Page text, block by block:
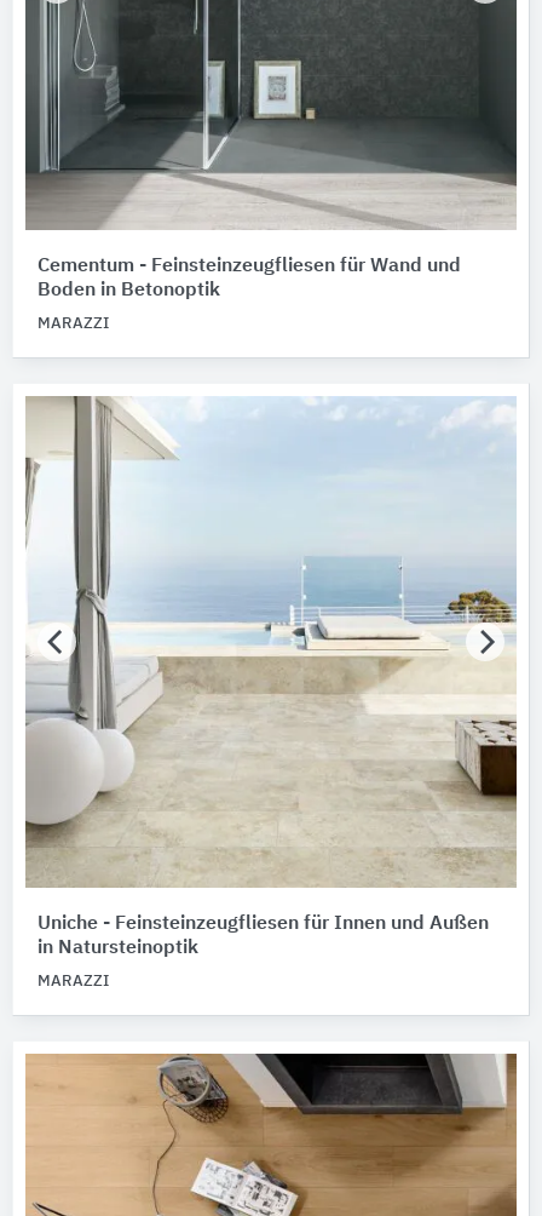
Cementum - Feinsteinzeugfliesen für Wand und
Boden in Betonoptik
MARAZZI
Uniche - Feinsteinzeugfliesen für Innen und Außen
in Natursteinoptik
MARAZZI